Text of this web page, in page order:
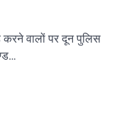
वालों पर दून पुलिस